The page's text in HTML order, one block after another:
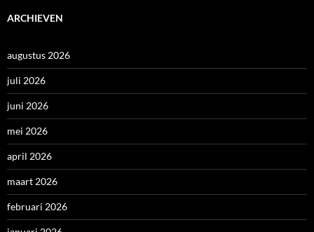
ARCHIEVEN
augustus 2026
juli 2026
juni 2026
mei 2026
april 2026
maart 2026
februari 2026